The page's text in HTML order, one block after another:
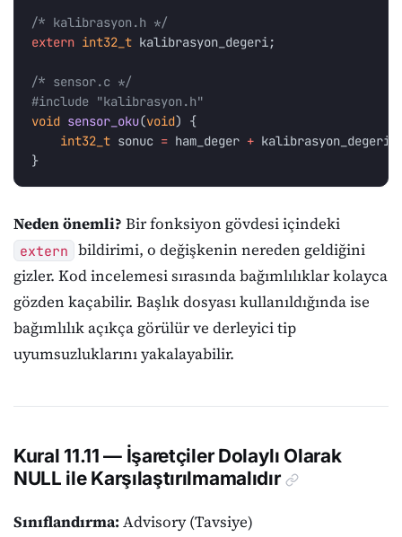
/* kalibrasyon.h */
extern int32_t kalibrasyon_degeri ;
/* sensor.c */
#include "kalibrasyon.h"
void sensor_oku(void)
{
int32_t sonuc = ham_deger + kalibrasyon_degeri
}
Neden önemli? Bir fonksiyon gövdesi içindeki
extern bildirimi, o değişkenin nereden geldiğini
gizler. Kod incelemesi sırasında bağımlılıklar kolayca
gözden kaçabilir. Başlık dosyası kullanıldığında ise
bağımlılık açıkça görülür ve derleyici tip
uyumsuzluklarını yakalayabilir.
Kural 11.11 — İşaretçiler Dolaylı Olarak
NULL ile Karşılaştırılmamalıdır
Sınıflandırma: Advisory (Tavsiye)